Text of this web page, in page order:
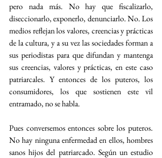
pero nada más. No hay que fiscalizarlo,
diseccionarlo, exponerlo, denunciarlo. No. Los
medios reflejan los valores, creencias y prácticas
de la cultura, y a su vez las sociedades forman a
sus periodistas para que difundan y mantenga
sus creencias, valores y prácticas, en este caso
patriarcales. Y entonces de los puteros, los
consumidores, los que sostienen este vil
entramado, no se habla.
Pues conversemos entonces sobre los puteros.
No hay ninguna enfermedad en ellos, hombres
sanos hijos del patriarcado. Según un estudio